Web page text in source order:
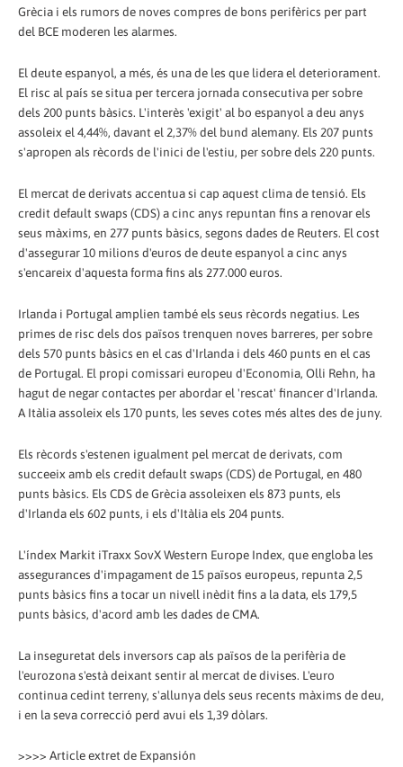
Grècia i els rumors de noves compres de bons perifèrics per part
del BCE moderen les alarmes.
El deute espanyol, a més, és una de les que lidera el deteriorament.
El risc al país se situa per tercera jornada consecutiva per sobre
dels 200 punts bàsics. L'interès 'exigit' al bo espanyol a deu anys
assoleix el 4,44%, davant el 2,37% del bund alemany. Els 207 punts
s'apropen als rècords de l'inici de l'estiu, per sobre dels 220 punts.
El mercat de derivats accentua si cap aquest clima de tensió. Els
credit default swaps (CDS) a cinc anys repuntan fins a renovar els
seus màxims, en 277 punts bàsics, segons dades de Reuters. El cost
d'assegurar 10 milions d'euros de deute espanyol a cinc anys
s'encareix d'aquesta forma fins als 277.000 euros.
Irlanda i Portugal amplien també els seus rècords negatius. Les
primes de risc dels dos països trenquen noves barreres, per sobre
dels 570 punts bàsics en el cas d'Irlanda i dels 460 punts en el cas
de Portugal. El propi comissari europeu d'Economia, Olli Rehn, ha
hagut de negar contactes per abordar el 'rescat' financer d'Irlanda.
A Itàlia assoleix els 170 punts, les seves cotes més altes des de juny.
Els rècords s'estenen igualment pel mercat de derivats, com
succeeix amb els credit default swaps (CDS) de Portugal, en 480
punts bàsics. Els CDS de Grècia assoleixen els 873 punts, els
d'Irlanda els 602 punts, i els d'Itàlia els 204 punts.
L'índex Markit iTraxx SovX Western Europe Index, que engloba les
assegurances d'impagament de 15 països europeus, repunta 2,5
punts bàsics fins a tocar un nivell inèdit fins a la data, els 179,5
punts bàsics, d'acord amb les dades de CMA.
La inseguretat dels inversors cap als països de la perifèria de
l'eurozona s'està deixant sentir al mercat de divises. L'euro
continua cedint terreny, s'allunya dels seus recents màxims de deu,
i en la seva correcció perd avui els 1,39 dòlars.
>>>> Article extret de Expansión